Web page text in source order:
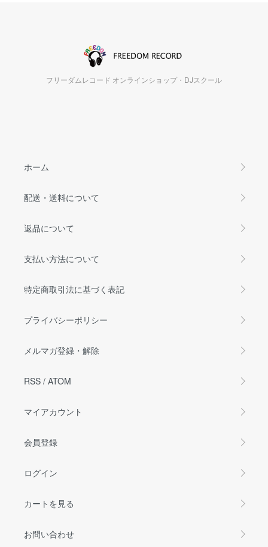
フリーダムレコード オンラインショップ・DJスクール
ホーム
配送・送料について
返品について
支払い方法について
特定商取引法に基づく表記
プライバシーポリシー
メルマガ登録・解除
RSS / ATOM
マイアカウント
会員登録
ログイン
カートを見る
お問い合わせ